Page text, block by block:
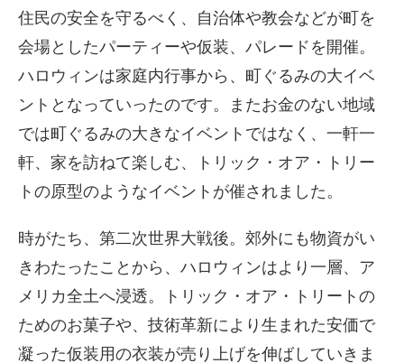
住民の安全を守るべく、自治体や教会などが町を
会場としたパーティーや仮装、パレードを開催。
ハロウィンは家庭内行事から、町ぐるみの大イベ
ントとなっていったのです。またお金のない地域
では町ぐるみの大きなイベントではなく、一軒一
軒、家を訪ねて楽しむ、トリック・オア・トリー
トの原型のようなイベントが催されました。
時がたち、第二次世界大戦後。郊外にも物資がい
きわたったことから、ハロウィンはより一層、ア
メリカ全土へ浸透。トリック・オア・トリートの
ためのお菓子や、技術革新により生まれた安価で
凝った仮装用の衣装が売り上げを伸ばしていきま